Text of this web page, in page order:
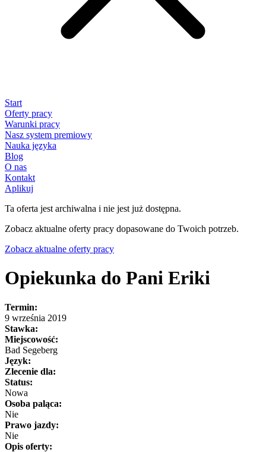
Start
Oferty pracy
Warunki pracy
Nasz system premiowy
Nauka języka
Blog
O nas
Kontakt
Aplikuj
Ta oferta jest archiwalna i nie jest już dostępna.
Zobacz aktualne oferty pracy dopasowane do Twoich potrzeb.
Zobacz aktualne oferty pracy
Opiekunka do Pani Eriki
Termin:
9 września 2019
Stawka:
Miejscowość:
Bad Segeberg
Język:
Zlecenie dla:
Status:
Nowa
Osoba paląca:
Nie
Prawo jazdy:
Nie
Opis oferty: